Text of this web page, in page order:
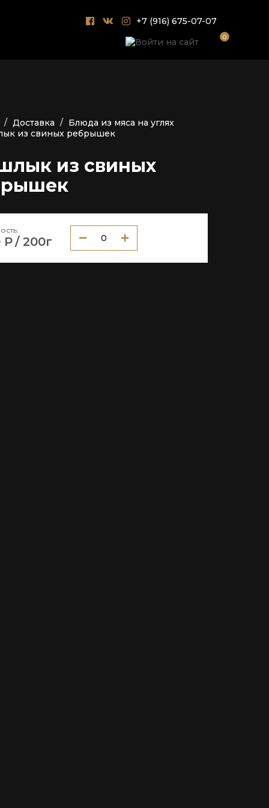
+7 (916) 675-07-07
0
Доставка
Блюда из мяса на углях
из свиных ребрышек
из свиных
Р/ 200г 0